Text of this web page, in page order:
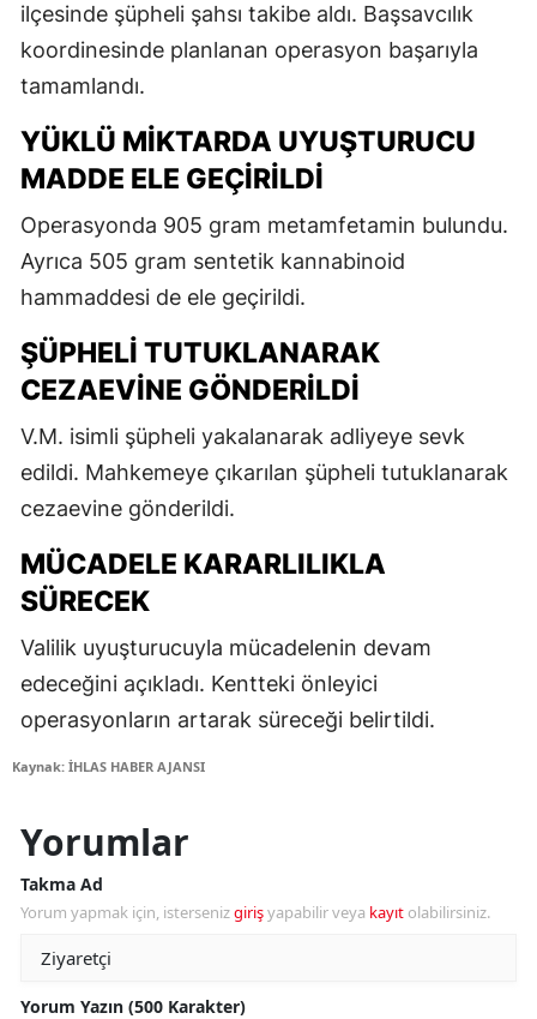
ilçesinde şüpheli şahsı takibe aldı. Başsavcılık
koordinesinde planlanan operasyon başarıyla
tamamlandı.
YÜKLÜ MIKTARDA UYUŞTURUCU
MADDE ELE GEÇIRILDI
Operasyonda 905 gram metamfetamin bulundu.
Ayrıca 505 gram sentetik kannabinoid
hammaddesi de ele geçirildi.
ŞÜPHELI TUTUKLANARAK
CEZAEVINE GÖNDERILDI
V.M. isimli şüpheli yakalanarak adliyeye sevk
edildi. Mahkemeye çıkarılan şüpheli tutuklanarak
cezaevine gönderildi.
MÜCADELE KARARLILIKLA
SÜRECEK
Valilik uyuşturucuyla mücadelenin devam
edeceğini açıkladı. Kentteki önleyici
operasyonların artarak süreceği belirtildi.
Kaynak: İHLAS HABER AJANSI
Yorumlar
Takma Ad
Yorum yapmak için, istersenizgirişyapabilir veya kayıt olabilirsiniz.
Yorum Yazın (500 Karakter)